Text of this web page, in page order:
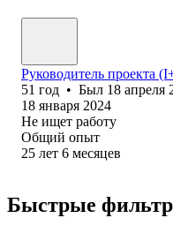
Руководитель проекта
51 год • Был 18 апреля
18 января 2024
Не ищет работу
Общий опыт
25 лет 6 месяцев
Быстрые